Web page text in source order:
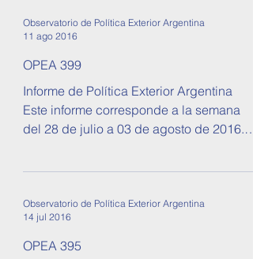
Observatorio de Política Exterior Argentina
11 ago 2016
OPEA 399
Informe de Política Exterior Argentina
Este informe corresponde a la semana
del 28 de julio a 03 de agosto de 2016.
Observatorio de Política Exterior Argentina
14 jul 2016
OPEA 395